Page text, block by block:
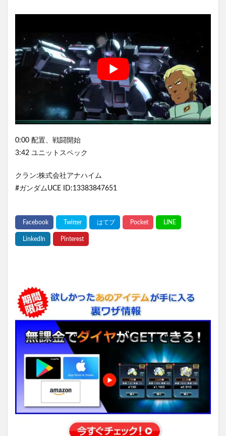
0:00 配置、戦闘開始
3:42 ユニットスペック
クラン:株式会社アナハイム
#ガンダムUCE ID:13383847651